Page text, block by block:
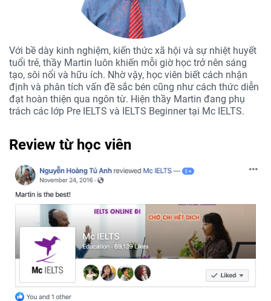
Với bề dày kinh nghiệm, kiến thức xã hội và sự nhiệt huyết
tuổi trẻ, thầy Martin luôn khiến mỗi giờ học trở nên sáng
tạo, sôi nổi và hữu ích. Nhờ vậy, học viên biết cách nhận
định và phân tích vấn đề sắc bén cũng như cách thức diễn
đạt hoàn thiện qua ngôn từ. Hiện thầy Martin đang phụ
trách các lớp Pre IELTS và IELTS Beginner tại Mc IELTS.
Review từ học viên